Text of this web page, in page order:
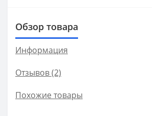
Обзор товара
Информация
Отзывов (2)
Похожие товары